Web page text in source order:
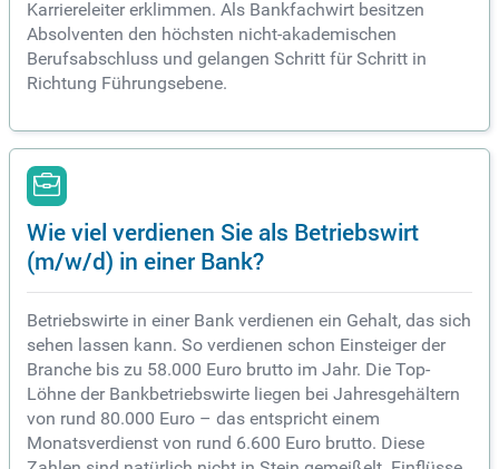
Karriereleiter erklimmen. Als Bankfachwirt besitzen
Absolventen den höchsten nicht-akademischen
Berufsabschluss und gelangen Schritt für Schritt in
Richtung Führungsebene.
Wie viel verdienen Sie als Betriebswirt
(m/w/d) in einer Bank?
Betriebswirte in einer Bank verdienen ein Gehalt, das sich
sehen lassen kann. So verdienen schon Einsteiger der
Branche bis zu 58.000 Euro brutto im Jahr. Die Top-
Löhne der Bankbetriebswirte liegen bei Jahresgehältern
von rund 80.000 Euro – das entspricht einem
Monatsverdienst von rund 6.600 Euro brutto. Diese